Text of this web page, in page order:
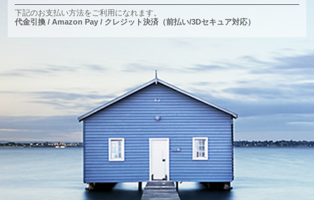
下記のお支払い方法をご利用になれます。
代金引換 / Amazon Pay / クレジット決済（前払い/3Dセキュア対応）